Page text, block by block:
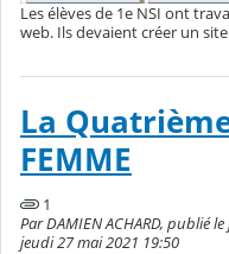
Les élèves de 1e NSI ont
web. Ils devaient créer un
La
FEMME
1
Par DAMIEN ACHARD, publié
jeudi 27 mai 2021 19:50